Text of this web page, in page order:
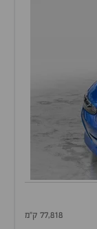
77,818 ק"מ